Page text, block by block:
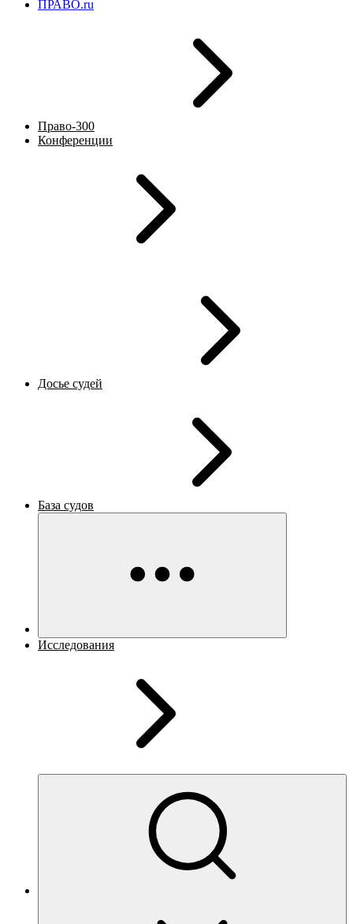
ПРАВО.ru
Право-300
Конференции
Досье судей
База судов
Исследования